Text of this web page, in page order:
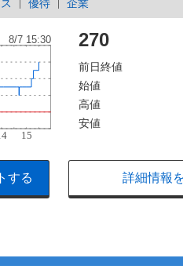
優待 企業
270
前日終値
始値
高値
安値
する 詳細情報